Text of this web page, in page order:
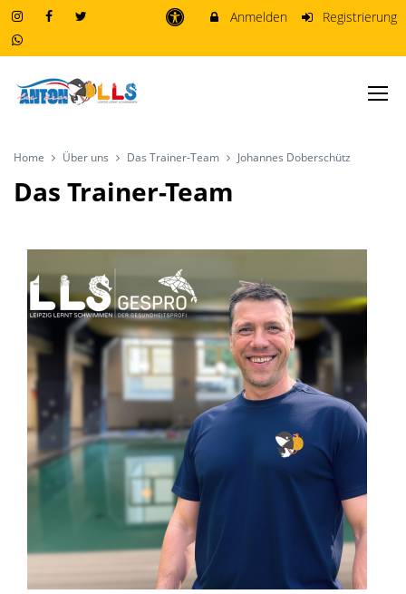
Anmelden Registrierung
Home Über uns Das Trainer-Team Johannes Doberschütz
Das Trainer-Team